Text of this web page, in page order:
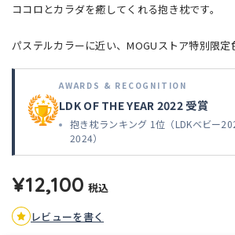
ココロとカラダを癒してくれる抱き枕です。
パステルカラーに近い、MOGUストア特別限定
AWARDS & RECOGNITION
LDK OF THE YEAR 2022 受賞
抱き枕ランキング 1位（LDKベビー
2024）
¥12,100 税込
レビューを書く